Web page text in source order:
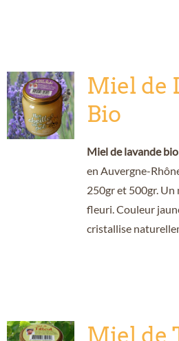
Miel de
Bio
Miel de lavande bio
en Auvergne-
250gr et 500gr.
fleuri. Couleur
cristallise
Miel de